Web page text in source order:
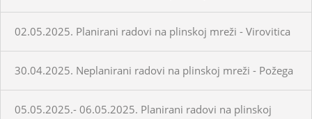
02.05.2025. Planirani radovi na plinskoj mreži - Virovitica
30.04.2025. Neplanirani radovi na plinskoj mreži - Požega
05.05.2025.- 06.05.2025. Planirani radovi na plinskoj